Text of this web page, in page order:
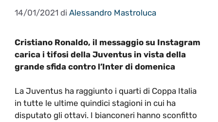
14/01/2021 di Alessandro Mastroluca
Cristiano Ronaldo, il messaggio su Instagram
carica i tifosi della Juventus in vista della
grande sfida contro l’Inter di domenica
La Juventus ha raggiunto i quarti di Coppa Italia
in tutte le ultime quindici stagioni in cui ha
disputato gli ottavi. I bianconeri hanno sconfitto